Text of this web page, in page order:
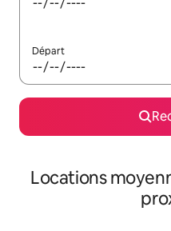
Départ
Locations